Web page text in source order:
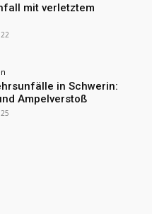
mit verletztem
in Schwerin:
Ampelverstoß